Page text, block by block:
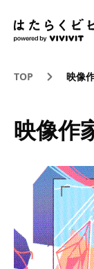
TOP 映像
映像作